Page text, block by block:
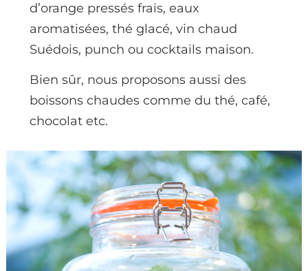
d’orange pressés frais, eaux
aromatisées, thé glacé, vin chaud
Suédois, punch ou cocktails maison.
Bien sûr, nous proposons aussi des
boissons chaudes comme du thé, café,
chocolat etc.